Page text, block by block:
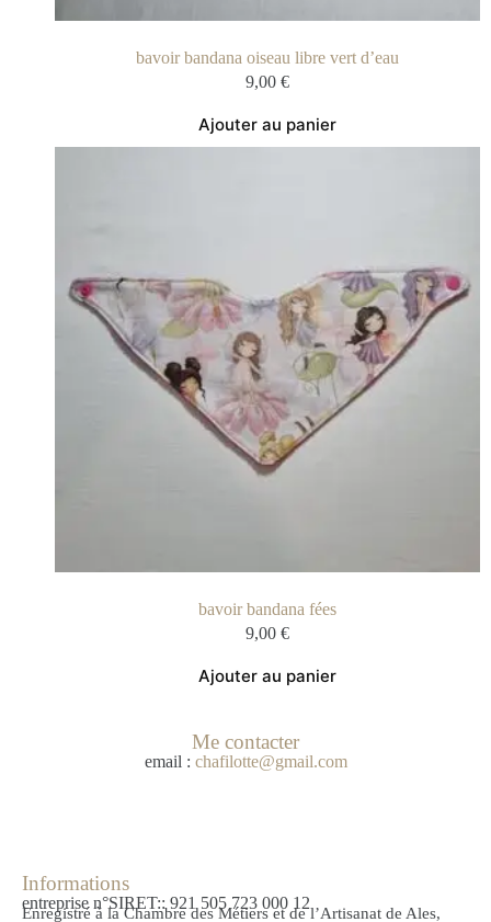
bavoir bandana oiseau libre vert d’eau
9,00 €
Ajouter au panier
bavoir bandana fées
9,00 €
Ajouter au panier
Me contacter
email : chafilotte@gmail.com
Informations
entreprise n°SIRET:: 921 505 723 000 12
Enregistré à la Chambre des Métiers et de l’Artisanat de Ales,